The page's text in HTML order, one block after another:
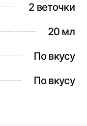
2 веточки
20 мл
По вкусу
По вкусу